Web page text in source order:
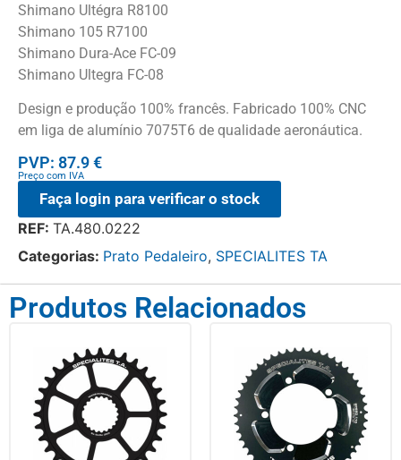
Shimano Ultégra R8100
Shimano 105 R7100
Shimano Dura-Ace FC-09
Shimano Ultegra FC-08
Design e produção 100% francês. Fabricado 100% CNC
em liga de alumínio 7075T6 de qualidade aeronáutica.
PVP: 87.9 €
Preço com IVA
Faça login para verificar o stock
REF: TA.480.0222
Categorias: Prato Pedaleiro, SPECIALITES TA
Produtos Relacionados